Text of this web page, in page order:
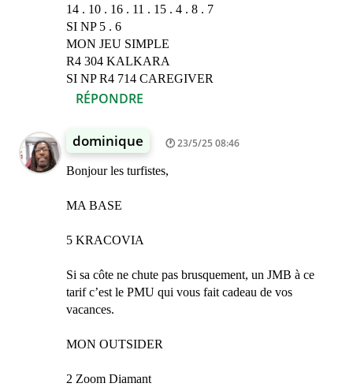
14 . 10 . 16 . 11 . 15 . 4 . 8 . 7
SI NP 5 . 6
MON JEU SIMPLE
R4 304 KALKARA
SI NP R4 714 CAREGIVER
RÉPONDRE
dominique 23/5/25 08:46
Bonjour les turfistes,
MA BASE
5 KRACOVIA
Si sa côte ne chute pas brusquement, un JMB à ce
tarif c’est le PMU qui vous fait cadeau de vos
vacances.
MON OUTSIDER
2 Zoom Diamant